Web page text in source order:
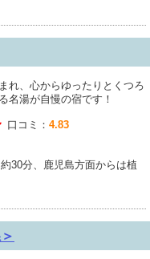
れ、心からゆったりとくつろ
名湯が自慢の宿です！
口コミ： 4.83
30分、鹿児島方面からは植